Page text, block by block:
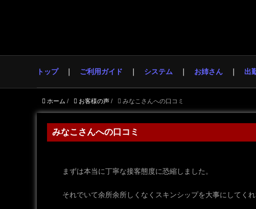
トップ ご利用ガイド システム お姉さん 出
ホーム / お客様の声 / みなこさんへの口コミ
みなこさんへの口コミ
まずは本当に丁寧な接客態度に恐縮しました。
それでいて余所余所しくなくスキンシップを大事にしてく